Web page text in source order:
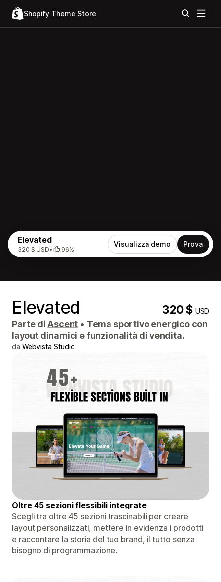
Shopify Theme Store
Elevated
320 $ USD• 96%
Visualizza demo Prova
Elevated 320 $USD
Parte diAscent • Tema sportivo energico con
layout dinamici e funzionalità di vendita.
da Webvista Studio
Oltre 45 sezioni flessibili integrate
Scegli tra oltre 45 sezioni trascinabili per creare
layout personalizzati, mettere in evidenza i prodotti
e raccontare la storia del tuo brand, il tutto senza
bisogno di programmazione.